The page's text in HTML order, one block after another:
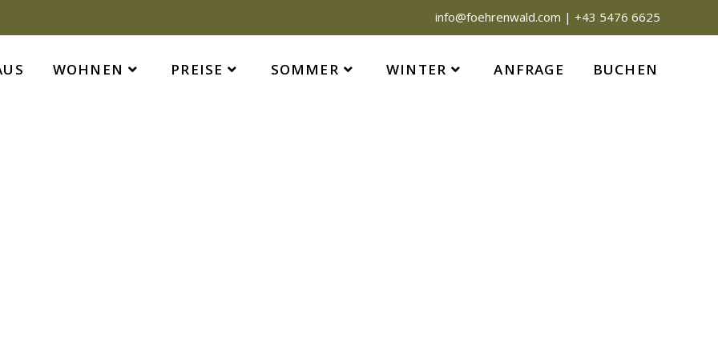
info@foehrenwald.com | +43 5476 6625
WOHNEN PREISE SOMMER WINTER ANFRAGE BUCHEN